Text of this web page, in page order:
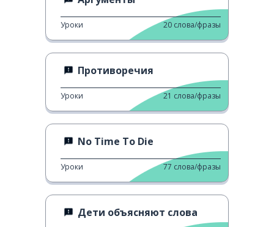
Уроки 20 слова/фразы
Противоречия
Уроки 21 слова/фразы
No Time To Die
Уроки 77 слова/фразы
Дети объясняют слова